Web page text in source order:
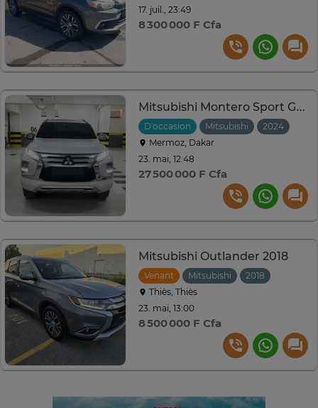
17. juil., 23:49
8 300 000 F Cfa
Mitsubishi Montero Sport GLS 2024 Diesel
D'occasion Mitsubishi 2024
Mermoz, Dakar
23. mai, 12:48
27 500 000 F Cfa
Mitsubishi Outlander 2018
Venant Mitsubishi 2018
Thiès, Thiès
23. mai, 13:00
8 500 000 F Cfa